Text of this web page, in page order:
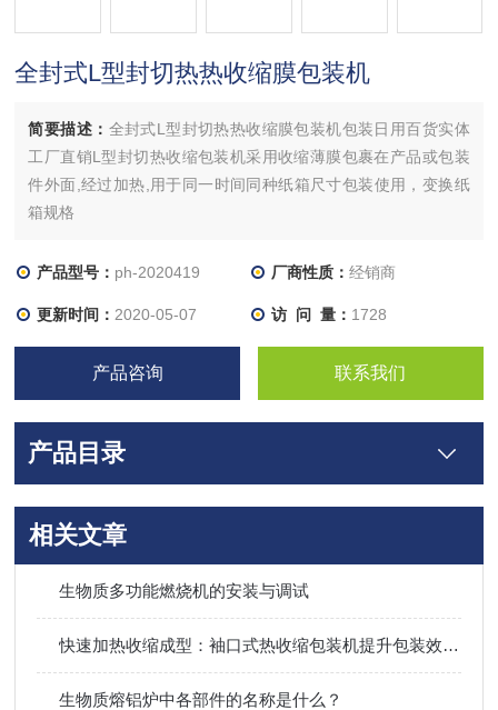
全封式L型封切热热收缩膜包装机
简要描述： 全封式L型封切热热收缩膜包装机包装日用百货实体
工厂直销L型封切热收缩包装机采用收缩薄膜包裹在产品或包装
件外面,经过加热,用于同一时间同种纸箱尺寸包装使用，变换纸
箱规格
产品型号： ph-2020419 厂商性质： 经销商
更新时间： 2020-05-07 访 问 量： 1728
产品咨询 联系我们
产品目录
相关文章
生物质多功能燃烧机的安装与调试
快速加热收缩成型：袖口式热收缩包装机提升包装效率省时间
生物质熔铝炉中各部件的名称是什么？